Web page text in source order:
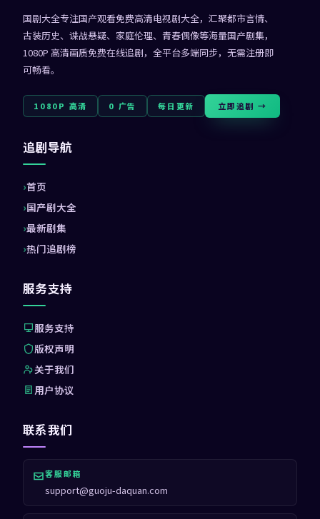
国剧大全专注国产观看免费高清电视剧大全，汇聚都市言情、
古装历史、谍战悬疑、家庭伦理、青春偶像等海量国产剧集，
1080P 高清画质免费在线追剧，全平台多端同步，无需注册即
可畅看。
1080P 高清 0 广告 每日更新 立即追剧 →
追剧导航
首页
国产剧大全
最新剧集
热门追剧榜
服务支持
服务支持
版权声明
关于我们
用户协议
联系我们
客服邮箱
support@guoju-daquan.com